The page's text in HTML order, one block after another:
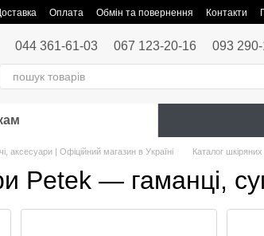
Оплата Обмін та повернення Контакти
044 361-61-03 067 123-20-16 093
аксесуари | Офіційний магазин в Україні Каталог
Petek — гаманці,